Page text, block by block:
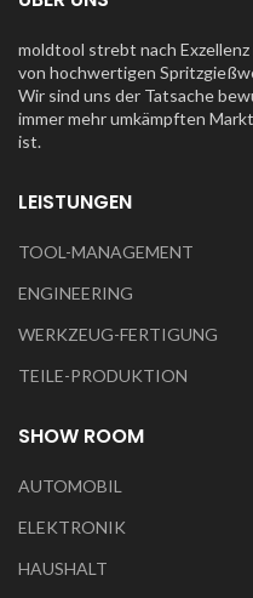
moldtool strebt nach
von hochwertigen
Wir sind uns der Tatsache
immer mehr umkämpften
ist.
LEISTUNGEN
TOOL-MANAGEMENT
ENGINEERING
WERKZEUG-FERTIGUNG
TEILE-PRODUKTION
SHOW ROOM
AUTOMOBIL
ELEKTRONIK
HAUSHALT